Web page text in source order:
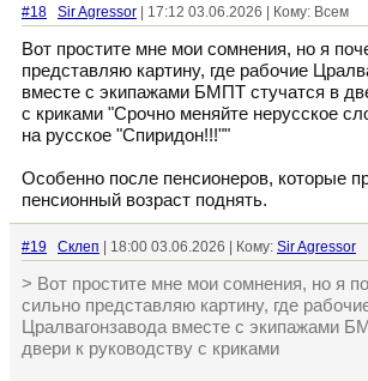
#18 Sir Agressor | 17:12 03.06.2026 | Кому: Всем
Вот простите мне мои сомнения, но я
представляю картину, где рабочие
вместе с экипажами БМПТ стучатся в
с криками "Срочно меняйте нерусское
на русское "Спиридон!!!""
Особенно после пенсионеров, которые
пенсионный возраст поднять.
#19 Склеп | 18:00 03.06.2026 | Кому: Sir Agressor
> Вот простите мне мои сомнения, но я
сильно представляю картину, где
Цралвагонзавода вместе с экипажами
двери к руководству с криками